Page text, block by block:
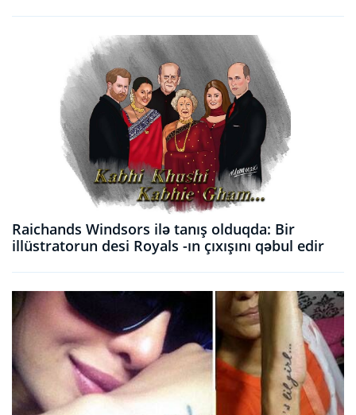
Raichands Windsors ilə tanış olduqda: Bir
illüstratorun desi Royals -ın çıxışını qəbul edir